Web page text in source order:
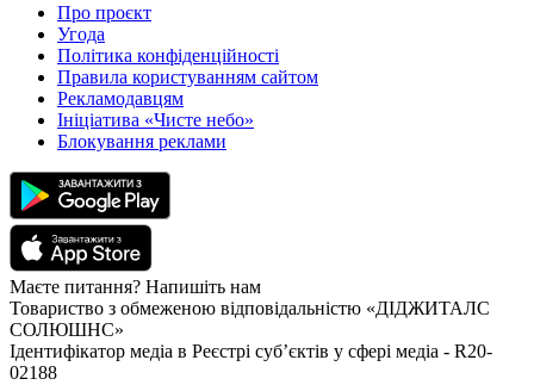
Про проєкт
Угода
Політика конфіденційності
Правила користуванням сайтом
Рекламодавцям
Ініціатива «Чисте небо»
Блокування реклами
Маєте питання? Напишіть нам
Товариство з обмеженою відповідальністю «ДІДЖИТАЛС
СОЛЮШНС»
Ідентифікатор медіа в Реєстрі суб’єктів у сфері медіа - R20-
02188